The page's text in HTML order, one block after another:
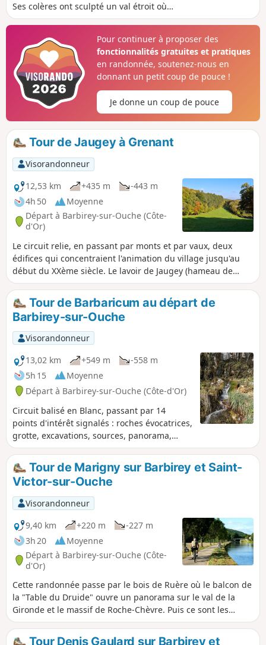
Ses colères ont sculpté un val étroit où
alternent à-pics rocheux et versants
Jaugey, classé "Monument remarquable",
pour grimper en face au balcon de la Roche
de s'Laye. Il ira ensuite à celui de la Roche
de l'Eau puis à celui du charmant hameau
de la Montagne. Il repasse ensuite sur le
versant de Jaugey pour grimper à son
balcon avant d'atteindre La Table du Druide,
.
Pour continuer à proposer des
fonctionnalités gratuites et pratiques
en randonnée, soutenez-nous en
donnant un petit coup de pouce !
Je donne un coup de pouce
Tour de Jaugey à Grenant
Visorandonneur
12,53 km
+435 m
-443 m
4h 50
Moyenne
Départ à Barbirey-sur-Ouche (Côte-
d'Or)
Le circuit relie, en passant par monts et par vaux, deux
édifices qui concentraient l'animation du village jusqu'au
début du XXème siècle. Le lavoir de Jaugey (hameau de
Barbirey-sur-Ouche) est un carrefour de nombreux
sentiers : le Tour de Barbaricum, le Tour des cinq balcons
sur la Gironde, les liaisons vers le Tour des Roches de
Veluze, vers le Tour de Marigny, vers la Traversée des 5
vallées. Le four à bois de Grenant-lès-Sombernoon est
allumé les jours de fêtes. .
Tour de Barbaricum au départ de
Barbirey-sur-Ouche
Visorandonneur
13,02 km
+549 m
-558 m
5h 15
Moyenne
Départ à Barbirey-sur-Ouche (Côte-d'Or)
Circuit balisé en Blanc, passant par 14
points d'intérêt signalés : roches évocatrices,
grotte, excavations, sources, panorama,
vestiges de constructions en pierres sèches
etc.
Tour de Marigny sur Barbirey et Saint-
Victor-sur-Ouche
Visorandonneur
9,40 km
+220 m
-227 m
3h 20
Moyenne
Départ à Barbirey-sur-Ouche (Côte-
d'Or)
Cette randonnée passe par le bois de Ruère où le balcon de
la "Table du Druide" ouvre un panorama sur le val de la
Gironde et le massif de Roche-Chèvre. Puis ce sont les
ruines du Château de Marigny. À voir, après le pont
dormant, les vestiges de la porterie, du pigeonnier, de la
Tour Denis Gaulard sur Barbirey et